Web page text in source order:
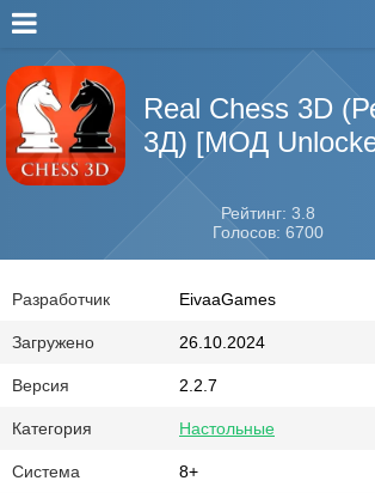
Real Chess 3D
3Д) [МОД
Рейтинг: 3.8
Голосов: 6700
Разработчик EivaaGames
Загружено 26.10.2024
Версия 2.2.7
Категория Настольные
Система 8+